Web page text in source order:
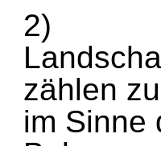
2)
zählen
im Sinne